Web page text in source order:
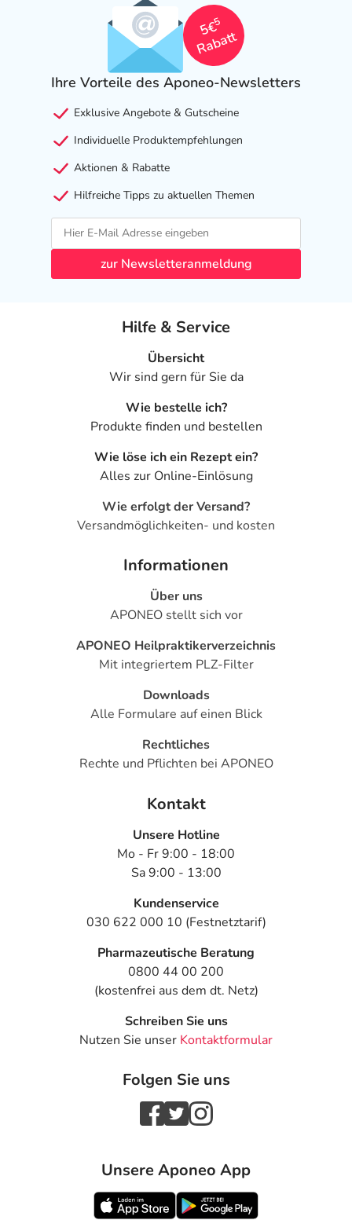
5€
5
Rabatt
Ihre Vorteile des Aponeo-Newsletters
Exklusive Angebote & Gutscheine
Individuelle Produktempfehlungen
Aktionen & Rabatte
Hilfreiche Tipps zu aktuellen Themen
zur Newsletteranmeldung
Hilfe & Service
Übersicht
Wir sind gern für Sie da
Wie bestelle ich?
Produkte finden und bestellen
Wie löse ich ein Rezept ein?
Alles zur Online-Einlösung
Wie erfolgt der Versand?
Versandmöglichkeiten- und kosten
Informationen
Über uns
APONEO stellt sich vor
APONEO Heilpraktikerverzeichnis
Mit integriertem PLZ-Filter
Downloads
Alle Formulare auf einen Blick
Rechtliches
Rechte und Pflichten bei APONEO
Kontakt
Unsere Hotline
Mo - Fr 9:00 - 18:00
Sa 9:00 - 13:00
Kundenservice
030 622 000 10 (Festnetztarif)
Pharmazeutische Beratung
0800 44 00 200
(kostenfrei aus dem dt. Netz)
Schreiben Sie uns
Nutzen Sie unser Kontaktformular
Folgen Sie uns
Unsere Aponeo App